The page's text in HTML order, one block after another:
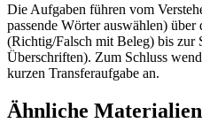
Die Aufgaben führen vom
passende Wörter auswählen)
(Richtig/Falsch mit Beleg) bis zur
Überschriften). Zum Schluss
kurzen Transferaufgabe an.
Ähnliche Materialien